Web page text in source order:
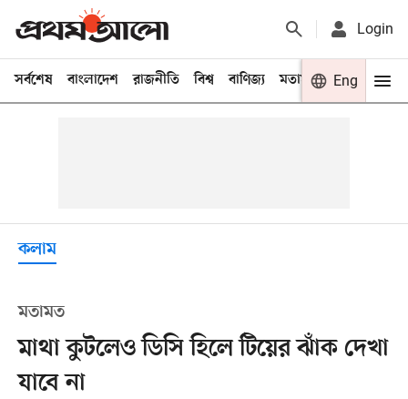
Login
সর্বশেষ বাংলাদেশ রাজনীতি বিশ্ব বাণিজ্য মতামত খেলা
Eng
কলাম
মতামত
মাথা কুটলেও ডিসি হিলে টিয়ের ঝাঁক দেখা
যাবে না